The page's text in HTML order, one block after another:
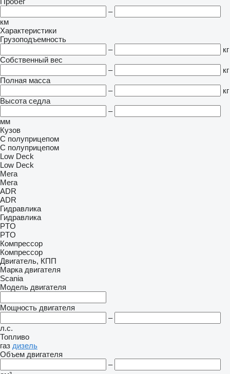
–
км
Характеристики
Грузоподъемность
–
кг
Собственный вес
–
кг
Полная масса
–
кг
Высота седла
–
мм
Кузов
С полуприцепом
С полуприцепом
Low Deck
Low Deck
Мега
Мега
ADR
ADR
Гидравлика
Гидравлика
PTO
PTO
Компрессор
Компрессор
Двигатель, КПП
Марка двигателя
Scania
Модель двигателя
Мощность двигателя
–
л.с.
Топливо
газ дизель
Объем двигателя
–